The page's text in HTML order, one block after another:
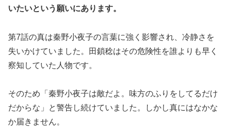
いたいという願いにあります。
第7話の真は秦野小夜子の言葉に強く影響され、冷静さを
失いかけていました。田鎖稔はその危険性を誰よりも早く
察知していた人物です。
そのため「秦野小夜子は敵だよ。味方のふりをしてるだけ
だからな」と警告し続けていました。しかし真にはなかな
か届きません。